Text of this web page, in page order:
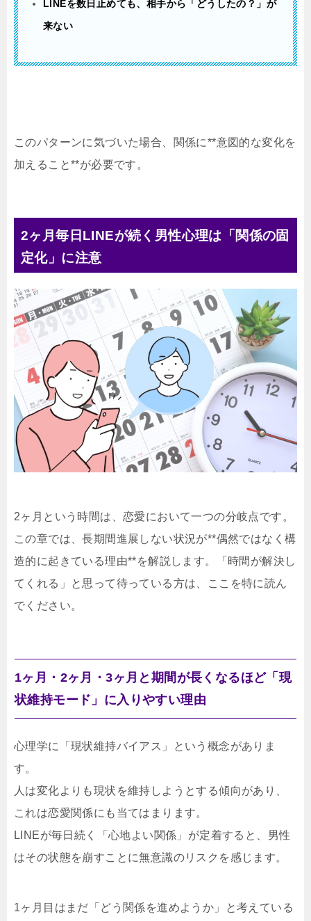
LINEを数日止めても、相手から「どうしたの？」が
来ない
このパターンに気づいた場合、関係に**意図的な変化を
加えること**が必要です。
2ヶ月毎日LINEが続く男性心理は「関係の固
定化」に注意
2ヶ月という時間は、恋愛において一つの分岐点です。
この章では、長期間進展しない状況が**偶然ではなく構
造的に起きている理由**を解説します。「時間が解決し
てくれる」と思って待っている方は、ここを特に読ん
でください。
1ヶ月・2ヶ月・3ヶ月と期間が長くなるほど「現
状維持モード」に入りやすい理由
心理学に「現状維持バイアス」という概念がありま
す。
人は変化よりも現状を維持しようとする傾向があり、
これは恋愛関係にも当てはまります。
LINEが毎日続く「心地よい関係」が定着すると、男性
はその状態を崩すことに無意識のリスクを感じます。
1ヶ月目はまだ「どう関係を進めようか」と考えている